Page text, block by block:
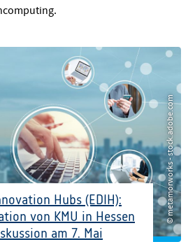
© metamorworks - stock.adobe.com
Hubs (EDIH):
von KMU in Hessen
am 7. Mai